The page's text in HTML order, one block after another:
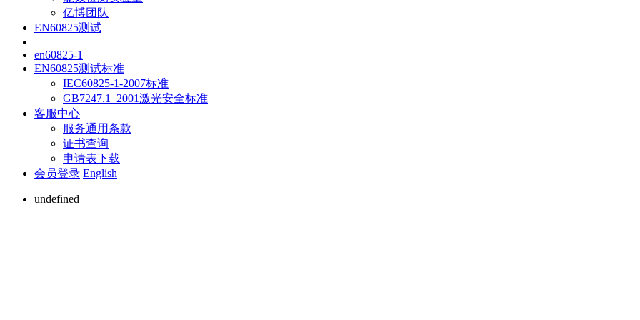
亿博团队
EN60825测试
en60825-1
EN60825测试标准
IEC60825-1-2007标准
GB7247.1_2001激光安全标准
客服中心
服务通用条款
证书查询
申请表下载
会员登录 English
undefined